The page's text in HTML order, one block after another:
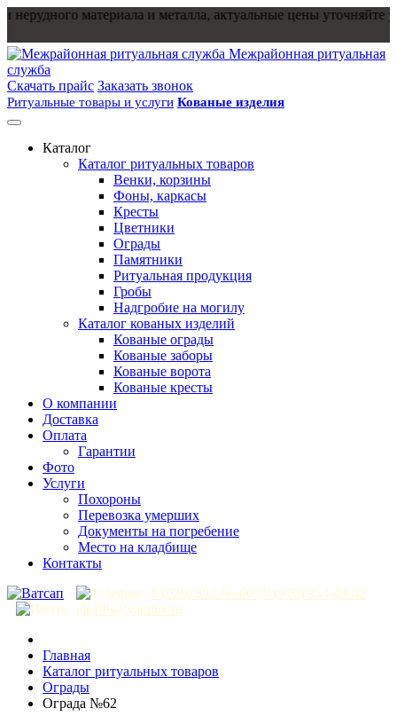
материала и металла, актуальные цены уточняйте у
Межрайонная ритуальная
служба
Скачать прайс Заказать звонок
Ритуальные товары и услуги Кованые изделия
Каталог
Каталог ритуальных товаров
Венки, корзины
Фоны, каркасы
Кресты
Цветники
Ограды
Памятники
Ритуальная продукция
Гробы
Надгробие на могилу
Каталог кованых изделий
Кованые ограды
Кованые заборы
Кованые ворота
Кованые кресты
О компании
Доставка
Оплата
Гарантии
Фото
Услуги
Похороны
Перевозка умерших
Документы на погребение
Место на кладбище
Контакты
8 (920) 392-66-00 | 8 (910) 953-49-42
ele186@yandex.ru
Главная
Каталог ритуальных товаров
Ограды
Ограда №62